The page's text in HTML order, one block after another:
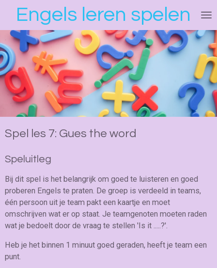
direct
naar
de
hoofdinhoud
Engels leren spelen
Spel les 7: Gues the word
Speluitleg
Bij dit spel is het belangrijk om goed te luisteren en goed
proberen Engels te praten. De groep is verdeeld in teams,
één persoon uit je team pakt een kaartje en moet
omschrijven wat er op staat. Je teamgenoten moeten raden
wat je bedoelt door de vraag te stellen 'Is it .....?'.
Heb je het binnen 1 minuut goed geraden, heeft je team een
punt.